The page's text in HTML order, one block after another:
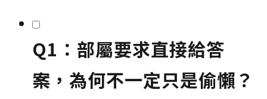
Q1：部屬要求直接給答
案，為何不一定只是偷懶？